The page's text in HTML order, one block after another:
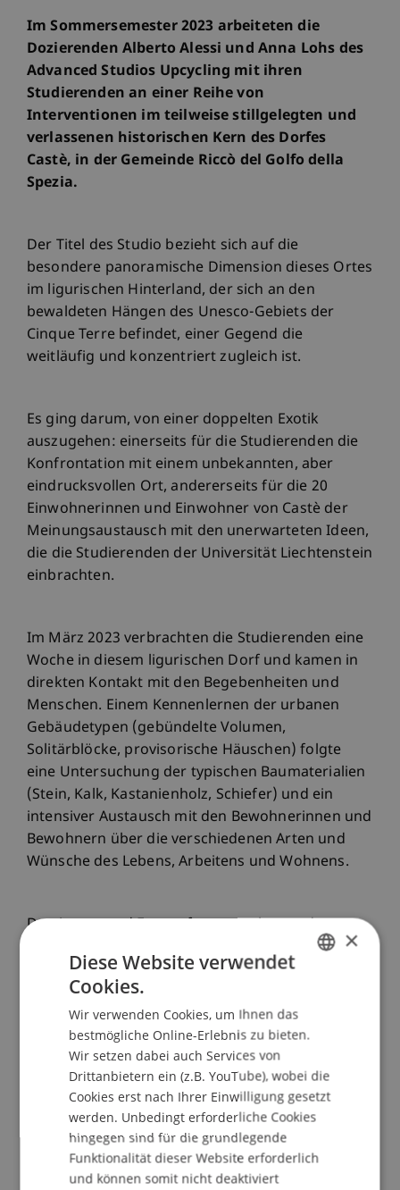
Im Sommersemester 2023 arbeiteten die
Dozierenden Alberto Alessi und Anna Lohs des
Advanced Studios Upcycling mit ihren
Studierenden an einer Reihe von
Interventionen im teilweise stillgelegten und
verlassenen historischen Kern des Dorfes
Castè, in der Gemeinde Riccò del Golfo della
Spezia.
Der Titel des Studio bezieht sich auf die
besondere panoramische Dimension dieses Ortes
im ligurischen Hinterland, der sich an den
bewaldeten Hängen des Unesco-Gebiets der
Cinque Terre befindet, einer Gegend die
weitläufig und konzentriert zugleich ist.
Es ging darum, von einer doppelten Exotik
auszugehen: einerseits für die Studierenden die
Konfrontation mit einem unbekannten, aber
eindrucksvollen Ort, andererseits für die 20
Einwohnerinnen und Einwohner von Castè der
Meinungsaustausch mit den unerwarteten Ideen,
die die Studierenden der Universität Liechtenstein
einbrachten.
Im März 2023 verbrachten die Studierenden eine
Woche in diesem ligurischen Dorf und kamen in
direkten Kontakt mit den Begebenheiten und
Menschen. Einem Kennenlernen der urbanen
Gebäudetypen (gebündelte Volumen,
Solitärblöcke, provisorische Häuschen) folgte
eine Untersuchung der typischen Baumaterialien
(Stein, Kalk, Kastanienholz, Schiefer) und ein
intensiver Austausch mit den Bewohnerinnen und
Bewohnern über die verschiedenen Arten und
Wünsche des Lebens, Arbeitens und Wohnens.
Der Ansatz und Entwurfsprozess bestanden aus
Lebensweisen.
• Analyse der konstruierten architektonischen
Narrative.
• Erfindung aus dem Inventar der vorhandenen
materiellen und immateriellen Aspekte.
Die gebauten Erzählungen von Castè wurden
×
Diese Website verwendet
Cookies.
Wir verwenden Cookies, um Ihnen das
bestmögliche Online-Erlebnis zu bieten.
Wir setzen dabei auch Services von
Drittanbietern ein (z.B. YouTube), wobei die
Cookies erst nach Ihrer Einwilligung gesetzt
werden. Unbedingt erforderliche Cookies
hingegen sind für die grundlegende
Funktionalität dieser Website erforderlich
und können somit nicht deaktiviert